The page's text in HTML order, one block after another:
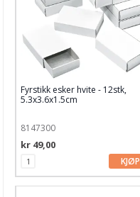
Fyrstikk esker hvite - 12stk,
5.3x3.6x1.5cm
8147300
kr 49,00
KJØP